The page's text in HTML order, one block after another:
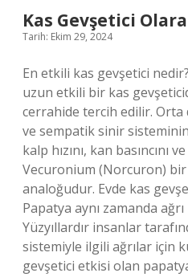
Kas Gevşetici
Tarih: Ekim 29, 2024
En etkili kas gevşetici
uzun etkili bir kas
cerrahide tercih edilir.
ve sempatik sinir
kalp hızını, kan basıncını
Vecuronium (Norcuron)
analoğudur. Evde kas
Papatya aynı zamanda
Yüzyıllardır insanlar
sistemiyle ilgili ağrılar için
gevşetici etkisi olan